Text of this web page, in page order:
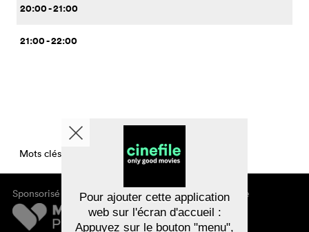
20:00 - 21:00
21:00 - 22:00
Mots clés CinemaTimesPerDay
Sponsorisé par
À propos de cinefile
S'inscrire/s'abonner
Newsletter
Pour ajouter cette application
web sur l'écran d'accueil :
Appuyez sur le bouton "menu",